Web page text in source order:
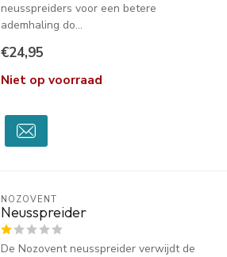
neusspreiders voor een betere
ademhaling do...
€24,95
Niet op voorraad
NOZOVENT
Neusspreider
De Nozovent neusspreider verwijdt de